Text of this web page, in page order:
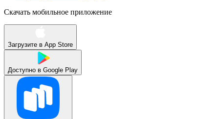
Скачать мобильное приложение
Загрузите в App Store
Доступно в Google Play